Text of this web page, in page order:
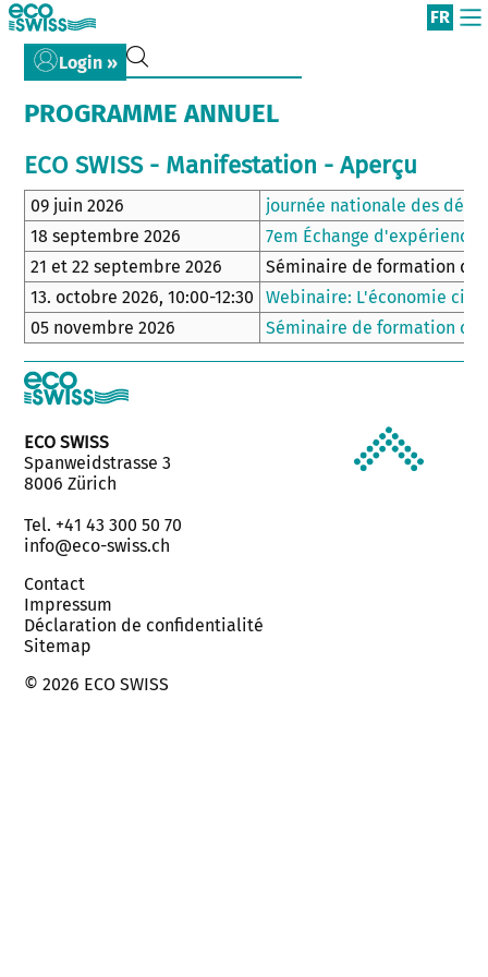
FR
PROGRAMME ANNUEL
ECO SWISS - Manifestation - Aperçu
09 juin 2026
journée nationale des
18 septembre 2026
7em Échange
21 et 22 septembre 2026
Séminaire de formation de
13. octobre 2026, 10:00-12:30
Webinaire: L'économie
05 novembre 2026
Séminaire de formation
Login »
ECO SWISS
Spanweidstrasse 3
8006 Zürich
Tel. +41 43 300 50 70
info@eco-swiss.ch
Contact
Impressum
Déclaration de confidentialité
Sitemap
© 2026 ECO SWISS